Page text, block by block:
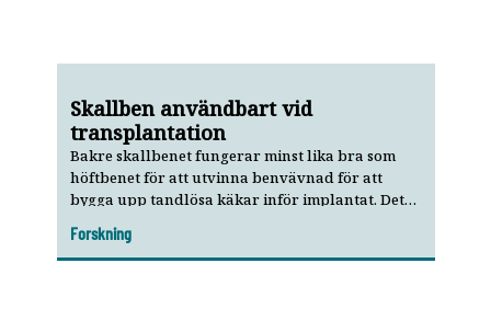
Skallben användbart vid
transplantation
Bakre skallbenet fungerar minst lika bra som
höftbenet för att utvinna benvävnad för att
bygga upp tandlösa käkar inför implantat. Det
litteraturöversikt.
Forskning